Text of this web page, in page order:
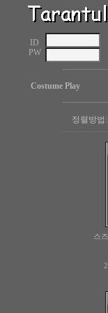
ID
PW
Costume Play
정렬방법:
스